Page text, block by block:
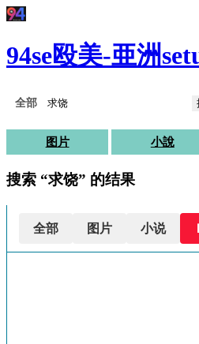
94se殴美-亜洲
图片 小說
搜索 “求饶” 的结果
全部 图片 小说